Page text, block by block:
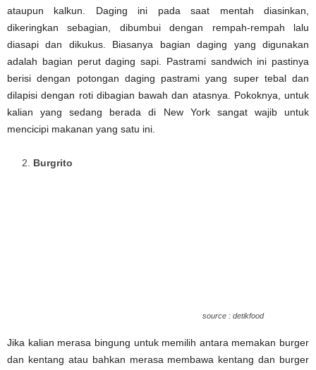
ataupun kalkun. Daging ini pada saat mentah diasinkan,
dikeringkan sebagian, dibumbui dengan rempah-rempah lalu
diasapi dan dikukus. Biasanya bagian daging yang digunakan
adalah bagian perut daging sapi. Pastrami sandwich ini pastinya
berisi dengan potongan daging pastrami yang super tebal dan
dilapisi dengan roti dibagian bawah dan atasnya. Pokoknya, untuk
kalian yang sedang berada di New York sangat wajib untuk
mencicipi makanan yang satu ini.
Burgrito
source : detikfood
Jika kalian merasa bingung untuk memilih antara memakan burger
dan kentang atau bahkan merasa membawa kentang dan burger